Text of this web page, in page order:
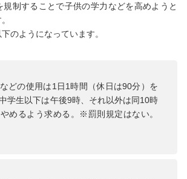
規制することで子供の学力などを高めようと
のようになっています。
どの使用は1日1時間（休日は90分）を
学生以下は午後9時、それ以外は同10時
めるよう求める。※罰則規定はない。